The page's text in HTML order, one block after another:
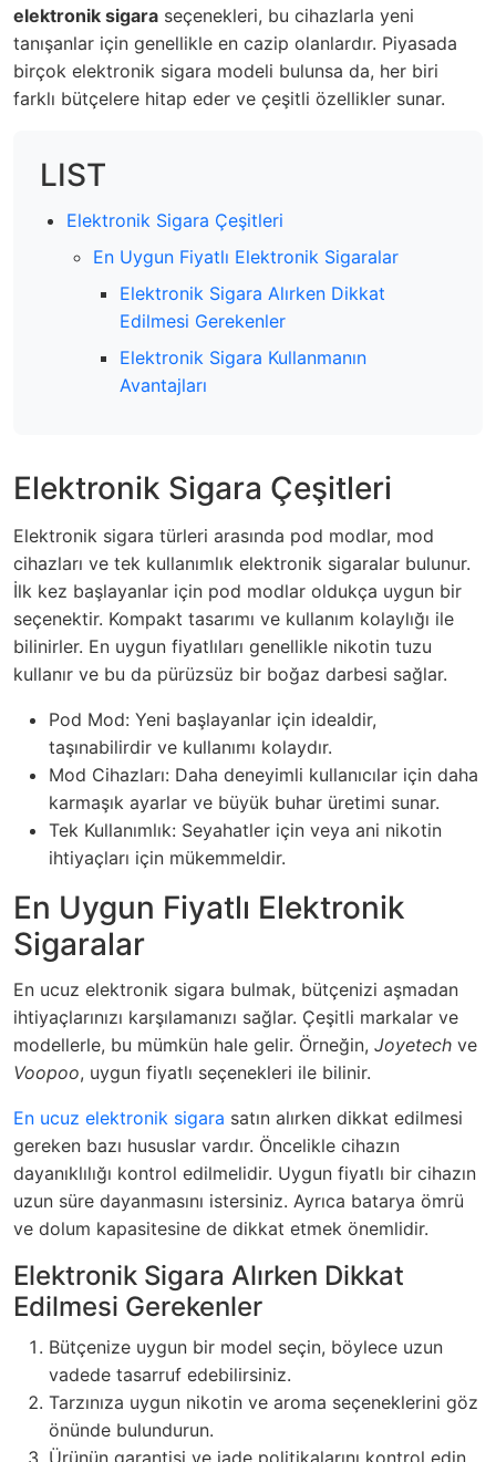
elektronik sigara seçenekleri, bu cihazlarla yeni
tanışanlar için genellikle en cazip olanlardır. Piyasada
birçok elektronik sigara modeli bulunsa da, her biri
farklı bütçelere hitap eder ve çeşitli özellikler sunar.
LIST
Elektronik Sigara Çeşitleri
En Uygun Fiyatlı Elektronik Sigaralar
Elektronik Sigara Alırken Dikkat
Edilmesi Gerekenler
Elektronik Sigara Kullanmanın
Avantajları
Elektronik Sigara Çeşitleri
Elektronik sigara türleri arasında pod modlar, mod
cihazları ve tek kullanımlık elektronik sigaralar bulunur.
İlk kez başlayanlar için pod modlar oldukça uygun bir
seçenektir. Kompakt tasarımı ve kullanım kolaylığı ile
bilinirler. En uygun fiyatlıları genellikle nikotin tuzu
kullanır ve bu da pürüzsüz bir boğaz darbesi sağlar.
Pod Mod: Yeni başlayanlar için idealdir,
taşınabilirdir ve kullanımı kolaydır.
Mod Cihazları: Daha deneyimli kullanıcılar için daha
karmaşık ayarlar ve büyük buhar üretimi sunar.
Tek Kullanımlık: Seyahatler için veya ani nikotin
ihtiyaçları için mükemmeldir.
En Uygun Fiyatlı Elektronik
Sigaralar
En ucuz elektronik sigara bulmak, bütçenizi aşmadan
ihtiyaçlarınızı karşılamanızı sağlar. Çeşitli markalar ve
modellerle, bu mümkün hale gelir. Örneğin, Joyetech ve
Voopoo, uygun fiyatlı seçenekleri ile bilinir.
En ucuz elektronik sigara satın alırken dikkat edilmesi
gereken bazı hususlar vardır. Öncelikle cihazın
dayanıklılığı kontrol edilmelidir. Uygun fiyatlı bir cihazın
uzun süre dayanmasını istersiniz. Ayrıca batarya ömrü
ve dolum kapasitesine de dikkat etmek önemlidir.
Elektronik Sigara Alırken Dikkat
Edilmesi Gerekenler
Bütçenize uygun bir model seçin, böylece uzun
vadede tasarruf edebilirsiniz.
Tarzınıza uygun nikotin ve aroma seçeneklerini göz
önünde bulundurun.
Ürünün garantisi ve iade politikalarını kontrol edin.